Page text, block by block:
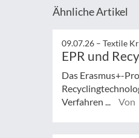
Ähnliche Artikel
09.07.26 – Textile
EPR und
Das Erasmus+-
Verfahren ...
Von